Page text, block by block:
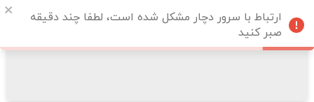
ارتباط با سرور دچار مشکل شده است، لطفا چند دقیقه
صبر کنید